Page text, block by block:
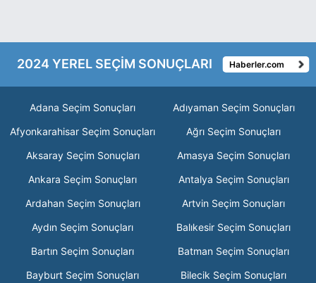
2024 YEREL SEÇİM SONUÇLARI Haberler.com
Adana Seçim Sonuçları
Adıyaman Seçim Sonuçları
Afyonkarahisar Seçim Sonuçları
Ağrı Seçim Sonuçları
Aksaray Seçim Sonuçları
Amasya Seçim Sonuçları
Ankara Seçim Sonuçları
Antalya Seçim Sonuçları
Ardahan Seçim Sonuçları
Artvin Seçim Sonuçları
Aydın Seçim Sonuçları
Balıkesir Seçim Sonuçları
Bartın Seçim Sonuçları
Batman Seçim Sonuçları
Bayburt Seçim Sonuçları
Bilecik Seçim Sonuçları